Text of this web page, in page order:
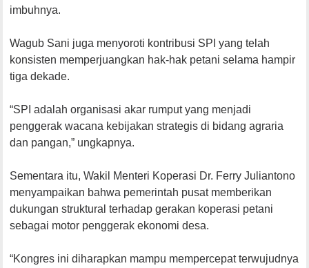
imbuhnya.
Wagub Sani juga menyoroti kontribusi SPI yang telah
konsisten memperjuangkan hak-hak petani selama hampir
tiga dekade.
“SPI adalah organisasi akar rumput yang menjadi
penggerak wacana kebijakan strategis di bidang agraria
dan pangan,” ungkapnya.
Sementara itu, Wakil Menteri Koperasi Dr. Ferry Juliantono
menyampaikan bahwa pemerintah pusat memberikan
dukungan struktural terhadap gerakan koperasi petani
sebagai motor penggerak ekonomi desa.
“Kongres ini diharapkan mampu mempercepat terwujudnya